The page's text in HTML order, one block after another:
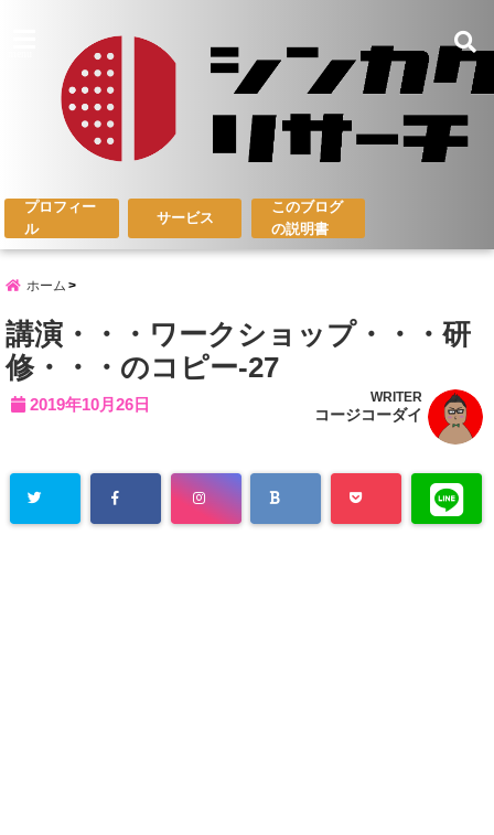
プロフィー
ル
サービス
このブログ
の説明書
ホーム
講演・・・ワークショップ・・・研
修・・・のコピー-27
2019年10月26日 WRITER
コージコーダイ